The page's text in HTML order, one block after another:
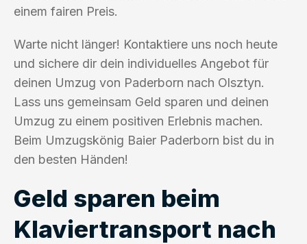
einem fairen Preis.
Warte nicht länger! Kontaktiere uns noch heute
und sichere dir dein individuelles Angebot für
deinen Umzug von Paderborn nach Olsztyn.
Lass uns gemeinsam Geld sparen und deinen
Umzug zu einem positiven Erlebnis machen.
Beim Umzugskönig Baier Paderborn bist du in
den besten Händen!
Geld sparen beim
Klaviertransport nach